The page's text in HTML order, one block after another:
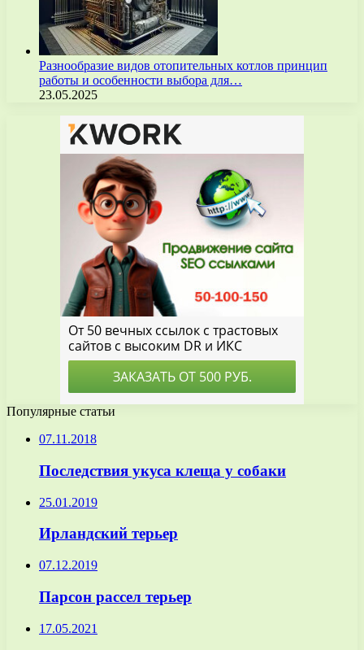
Разнообразие видов отопительных котлов принцип
работы и особенности выбора для…
23.05.2025
Популярные статьи
07.11.2018
Последствия укуса клеща у собаки
25.01.2019
Ирландский терьер
07.12.2019
Парсон рассел терьер
17.05.2021